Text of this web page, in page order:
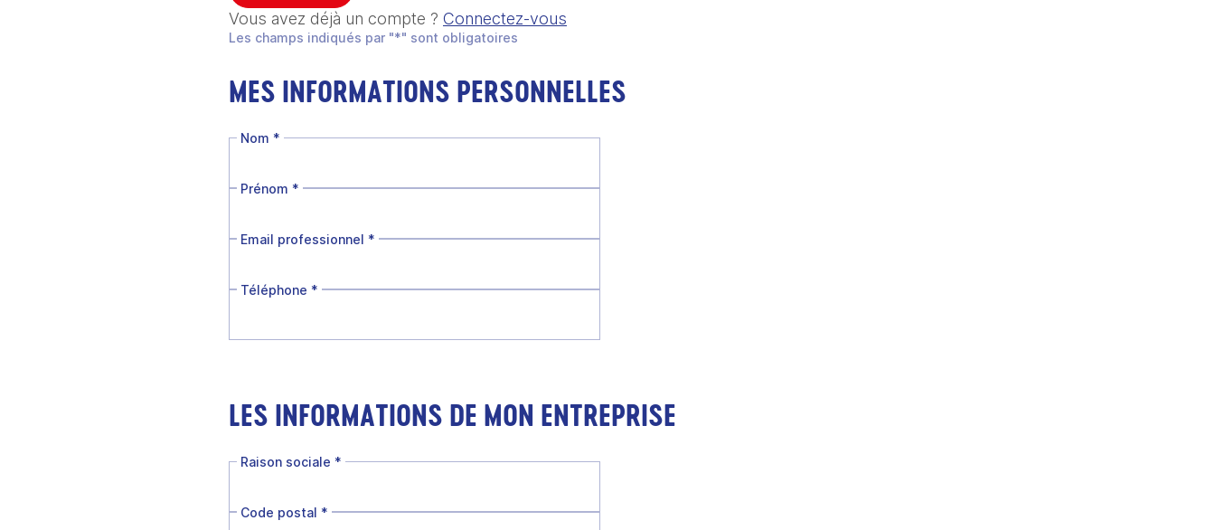
Vous avez déjà un compte ? Connectez-vous
Les champs indiqués par "*" sont obligatoires
MES INFORMATIONS PERSONNELLES
Nom *
Prénom *
Email professionnel *
Téléphone *
LES INFORMATIONS DE MON ENTREPRISE
Raison sociale *
Code postal *